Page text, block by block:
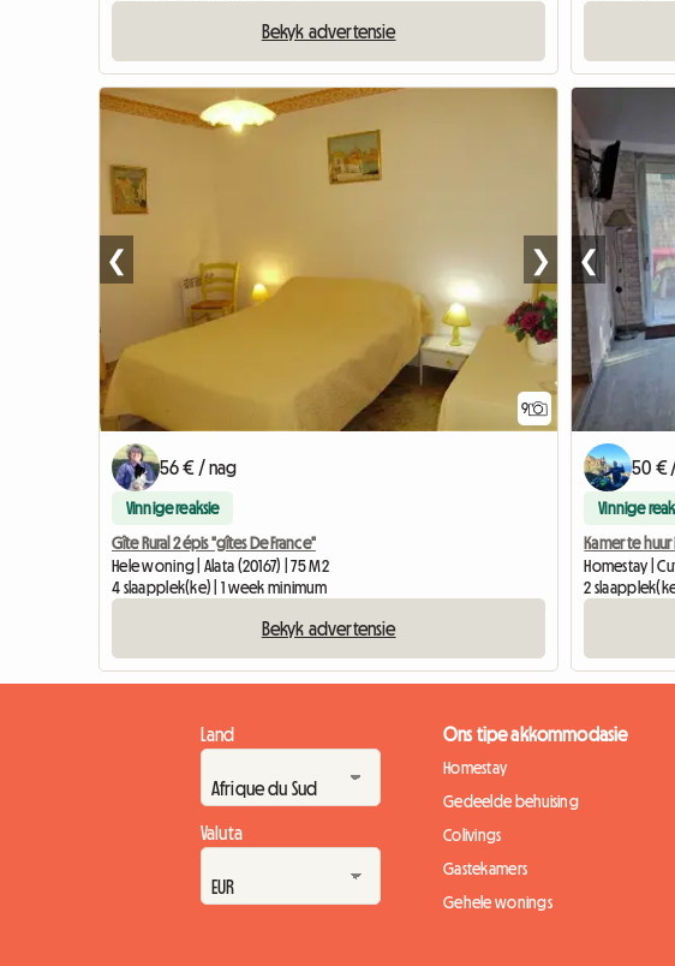
Bekyk advertensie
9
❮ ❯
56 € / nag
Vinnige reaksie
Gîte Rural 2 épis "gîtes De France"
Hele woning | Alata (20167) | 75 M2
4 slaapplek(ke) | 1 week minimum
Bekyk advertensie
❮
50 €
Vinnige
Kamer te
Homestay |
2
Land
Valuta
Ons tipe akkommodasie
Homestay
Gedeelde behuising
Colivings
Gastekamers
Gehele wonings